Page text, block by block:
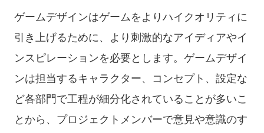
ゲームデザインはゲームをよりハイクオリティに
引き上げるために、より刺激的なアイディアやイ
ンスピレーションを必要とします。ゲームデザイ
ンは担当するキャラクター、コンセプト、設定な
ど各部門で工程が細分化されていることが多いこ
とから、プロジェクトメンバーで意見や意識のす